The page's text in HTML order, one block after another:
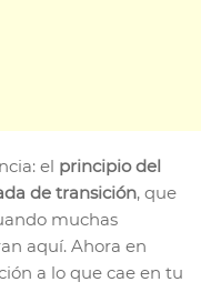
el principio del
de transición, que
muchas
aquí. Ahora en
a lo que cae en tu